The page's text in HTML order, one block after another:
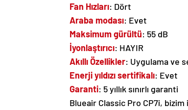
Fan Hızları: Dört
Araba modası: Evet
Maksimum gürültü: 55 dB
İyonlaştırıcı: HAYIR
Akıllı Özellikler: Uygulama ve
Enerji yıldızı sertifikalı: Evet
Garanti: 5 yıllık sınırlı garanti
Blueair Classic Pro CP7i, bizim